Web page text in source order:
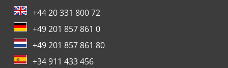
+44 20 331 800 72
+49 201 857 861 0
+49 201 857 861 80
+34 911 433 456